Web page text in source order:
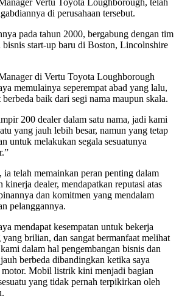
di perusahaan tersebut.
pada tahun 2000, bergabung dengan tim
bisnis start-up baru di Boston, Lincolnshire
di Vertu Toyota Loughborough
memulainya seperempat abad yang lalu,
baik dari segi nama maupun skala.
200 dealer dalam satu nama, jadi kami
yang jauh lebih besar, namun yang tetap
untuk melakukan segala sesuatunya
ia telah memainkan peran penting dalam
kinerja dealer, mendapatkan reputasi atas
dan komitmen yang mendalam
pelanggannya.
mendapat kesempatan untuk bekerja
yang brilian, dan sangat bermanfaat melihat
dalam hal pengembangan bisnis dan
berbeda dibandingkan ketika saya
Mobil listrik kini menjadi bagian
yang tidak pernah terpikirkan oleh